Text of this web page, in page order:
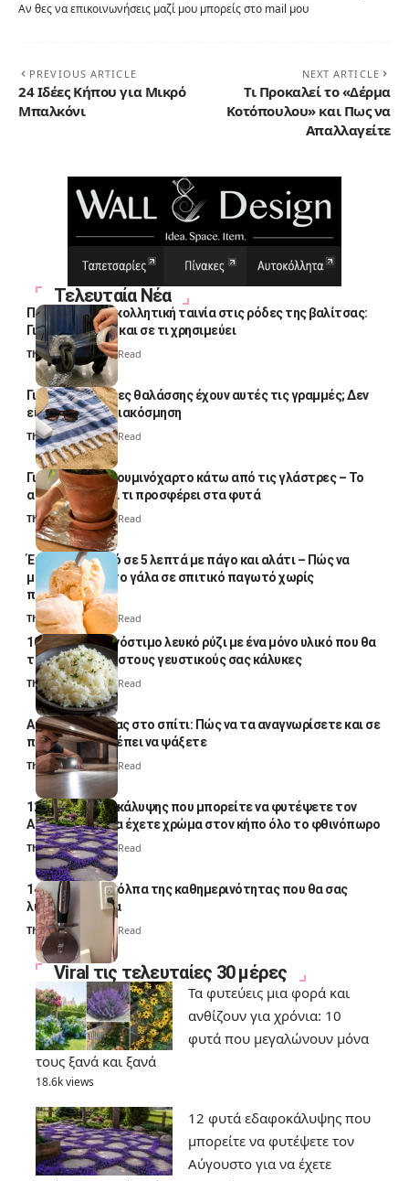
Αν θες να επικοινωνήσεις μαζί μου μπορείς στο mail μου
PREVIOUS ARTICLE
24 Ιδέες Κήπου για Μικρό
Μπαλκόνι
NEXT ARTICLE
Τι Προκαλεί το «Δέρμα
Κοτόπουλου» και Πως να
Απαλλαγείτε
Τελευταία Νέα
Πολλοί βάζουν κολλητική ταινία στις ρόδες της βαλίτσας:
Γιατί το κάνουν και σε τι χρησιμεύει
Thali Ombre4 Min Read
Γιατί οι πετσέτες θαλάσσης έχουν αυτές τις γραμμές; Δεν
είναι μόνο για διακόσμηση
Thali Ombre5 Min Read
Γιατί βάζουν αλουμινόχαρτο κάτω από τις γλάστρες – Το
απλό κόλπο και τι προσφέρει στα φυτά
Thali Ombre4 Min Read
Έτοιμο παγωτό σε 5 λεπτά με πάγο και αλάτι – Πώς να
μετατρέψετε το γάλα σε σπιτικό παγωτό χωρίς
παγωτομηχανή
Thali Ombre 4 Min Read
10 φορές ποιο νόστιμο λευκό ρύζι με ένα μόνο υλικό που θα
το απογειώσει στους γευστικούς σας κάλυκες
Thali Ombre4 Min Read
Αυγά κατσαρίδας στο σπίτι: Πώς να τα αναγνωρίσετε και σε
ποια σημεία πρέπει να ψάξετε
Thali Ombre4 Min Read
12 φυτά εδαφοκάλυψης που μπορείτε να φυτέψετε τον
Αύγουστο για να έχετε χρώμα στον κήπο όλο το φθινόπωρο
Thali Ombre7 Min Read
14 πανέξυπνα κόλπα της καθημερινότητας που θα σας
λύσουν τα χέρια
Thali Ombre 6 Min Read
Viral τις τελευταίες 30 μέρες
Τα φυτεύεις μια φορά και
ανθίζουν για χρόνια: 10
φυτά που μεγαλώνουν μόνα
τους ξανά και ξανά
18.6k views
12 φυτά εδαφοκάλυψης που
μπορείτε να φυτέψετε τον
Αύγουστο για να έχετε